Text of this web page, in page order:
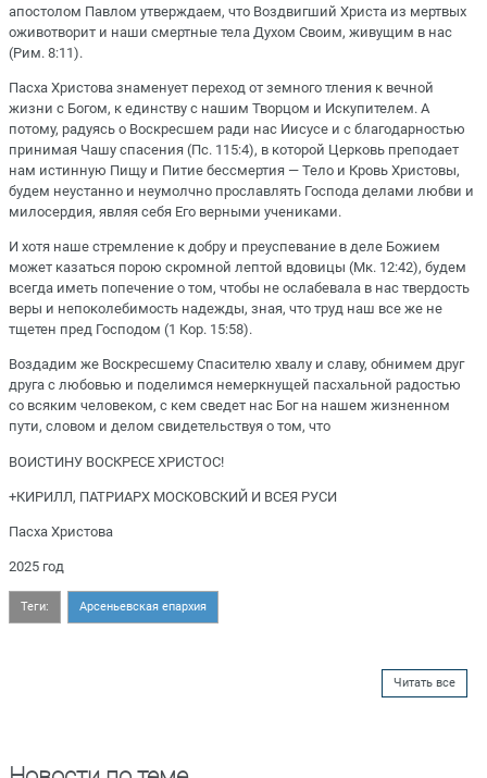
апостолом Павлом утверждаем, что Воздвигший Христа из мертвых
оживотворит и наши смертные тела Духом Своим, живущим в нас
(Рим. 8:11).
Пасха Христова знаменует переход от земного тления к вечной
жизни с Богом, к единству с нашим Творцом и Искупителем. А
потому, радуясь о Воскресшем ради нас Иисусе и с благодарностью
принимая Чашу спасения (Пс. 115:4), в которой Церковь преподает
нам истинную Пищу и Питие бессмертия — Тело и Кровь Христовы,
будем неустанно и неумолчно прославлять Господа делами любви и
милосердия, являя себя Его верными учениками.
И хотя наше стремление к добру и преуспевание в деле Божием
может казаться порою скромной лептой вдовицы (Мк. 12:42), будем
всегда иметь попечение о том, чтобы не ослабевала в нас твердость
веры и непоколебимость надежды, зная, что труд наш все же не
тщетен пред Господом (1 Кор. 15:58).
Воздадим же Воскресшему Спасителю хвалу и славу, обнимем друг
друга с любовью и поделимся немеркнущей пасхальной радостью
со всяким человеком, с кем сведет нас Бог на нашем жизненном
пути, словом и делом свидетельствуя о том, что
ВОИСТИНУ ВОСКРЕСЕ ХРИСТОС!
+КИРИЛЛ, ПАТРИАРХ МОСКОВСКИЙ И ВСЕЯ РУСИ
Пасха Христова
2025 год
Теги: Арсеньевская епархия
Читать все